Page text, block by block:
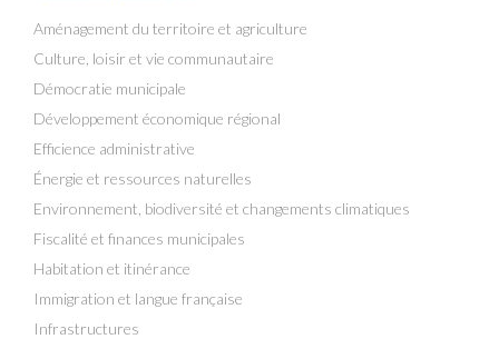
Aménagement du territoire et agriculture
Culture, loisir et vie communautaire
Démocratie municipale
Développement économique régional
Efficience administrative
Énergie et ressources naturelles
Environnement, biodiversité et changements climatiques
Fiscalité et finances municipales
Habitation et itinérance
Immigration et langue française
Infrastructures